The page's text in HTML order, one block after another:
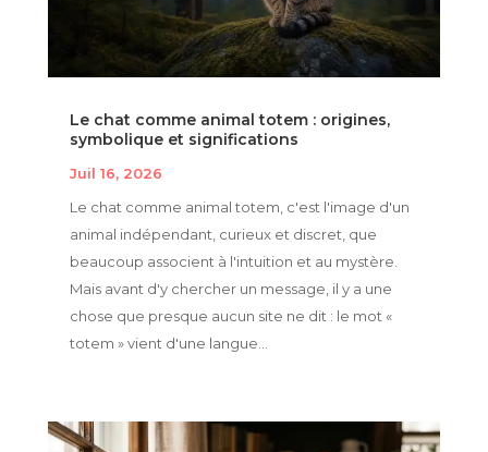
Le chat comme animal totem : origines,
symbolique et significations
Juil 16, 2026
Le chat comme animal totem, c'est l'image d'un
animal indépendant, curieux et discret, que
beaucoup associent à l'intuition et au mystère.
Mais avant d'y chercher un message, il y a une
chose que presque aucun site ne dit : le mot «
totem » vient d'une langue...